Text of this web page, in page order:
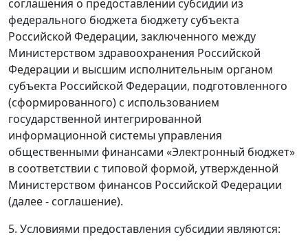
соглашения о предоставлении субсидии из
федерального бюджета бюджету субъекта
Российской Федерации, заключенного между
Министерством здравоохранения Российской
Федерации и высшим исполнительным органом
субъекта Российской Федерации, подготовленного
(сформированного) с использованием
государственной интегрированной
информационной системы управления
общественными финансами «Электронный бюджет»
в соответствии с типовой формой, утвержденной
Министерством финансов Российской Федерации
(далее - соглашение).
5. Условиями предоставления субсидии являются: